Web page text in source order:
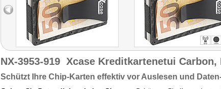
NX-3953-919 Xcase Kreditkartenetui
Schützt Ihre Chip-Karten effektiv vor Auslesen und